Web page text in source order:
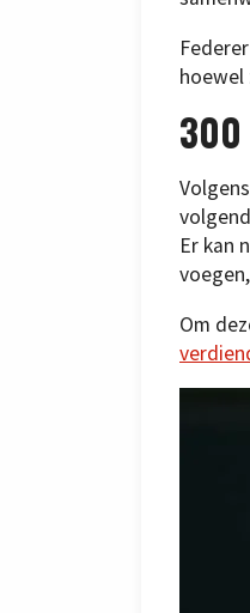
hoewel
Er kan
Om